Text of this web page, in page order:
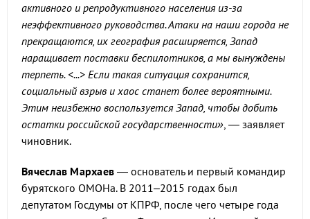
активного и репродуктивного населения из-за
неэффективного руководства. Атаки на наши города не
прекращаются, их география расширяется, Запад
наращивает поставки беспилотников, а мы вынуждены
терпеть. <...> Если такая ситуация сохранится,
социальный взрыв и хаос станет более вероятными.
Этим неизбежно воспользуется Запад, чтобы добить
остатки российской государственности», — заявляет
чиновник.
Вячеслав Мархаев — основатель и первый командир
бурятского ОМОНа. В 2011–2015 годах был
депутатом Госдумы от КПРФ, после чего четыре года